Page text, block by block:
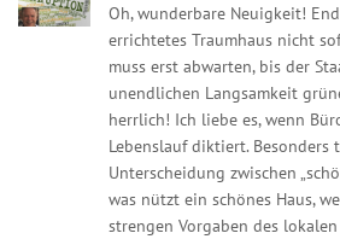
Oh, wunderbare Neuigkeit!
errichtetes Traumhaus nicht
muss erst abwarten, bis der
unendlichen Langsamkeit
herrlich! Ich liebe es, wenn
Lebenslauf diktiert.
Unterscheidung zwischen
was nützt ein schönes Haus,
strengen Vorgaben des